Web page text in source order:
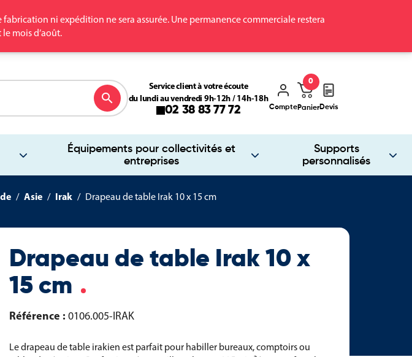
ni expédition ne sera assurée. Une permanence commerciale restera
mois d’août.
Équipements pour collectivités et
entreprises
Supports
personnalisés
search
Service client à votre écoute
du lundi au vendredi 9h-12h / 14h-18h
02 38 83 77 72 ComptePanier
0
Devis
Asie Irak Drapeau de table Irak 10 x 15 cm
Drapeau de table Irak 10 x
15 cm
Référence : 0106.005-IRAK
Le drapeau de table irakien est parfait pour habiller bureaux, comptoirs ou